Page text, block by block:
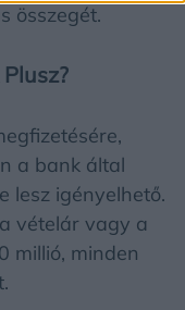
összegét.
a bank által
lesz igényelhető.
vételár vagy a
millió, minden